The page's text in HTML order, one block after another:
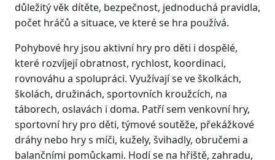
důležitý věk dítěte, bezpečnost, jednoduchá pravidla,
počet hráčů a situace, ve které se hra používá.
Pohybové hry jsou aktivní hry pro děti i dospělé,
které rozvíjejí obratnost, rychlost, koordinaci,
rovnováhu a spolupráci. Využívají se ve školkách,
školách, družinách, sportovních kroužcích, na
táborech, oslavách i doma. Patří sem venkovní hry,
sportovní hry pro děti, týmové soutěže, překážkové
dráhy nebo hry s míči, kužely, švihadly, obručemi a
balančními pomůckami. Hodí se na hřiště, zahradu,